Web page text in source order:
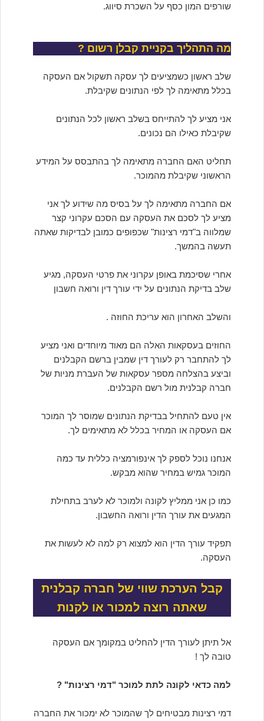
שורפים המון כסף על השכרת סיווג.
מה התהליך בקניית קבלן רשום ?
שלב ראשון כשמציעים לך עסקה תשקול אם העסקה
בכלל מתאימה לך לפי הנתונים שקיבלת.
אני מציע לך להתייחס בשלב ראשון לכל הנתונים
שקיבלת כאילו הם נכונים.
תחליט האם החברה מתאימה לך בהתבסס על המידע
הראשוני שקיבלת מהמוכר.
אם החברה מתאימה לך על בסיס מה שידוע לך אני
מציע לך לסכם את העסקה עם הסכם עקרוני קצר
שמלווה ב"דמי רצינות" שכפופים כמובן לבדיקות שאתה
תעשה בהמשך.
אחרי שסיכמת באופן עקרוני את פרטי העסקה, מגיע
שלב בדיקת הנתונים על ידי עורך דין ורואה חשבון
והשלב האחרון הוא עריכת החוזה .
החוזים בעסקאות האלה הם מאוד מיוחדים ואני מציע
לך להתחבר רק לעורך דין שמבין ברשם הקבלנים
וביצע בהצלחה מספר עסקאות של העברת מניות של
חברה קבלנית מול רשם הקבלנים.
אין טעם להתחיל בבדיקת הנתונים שמוסר לך המוכר
אם העסקה או המחיר בכלל לא מתאימים לך.
אנחנו נוכל לספק לך אינפורמציה כללית עד כמה
המוכר גמיש במחיר שהוא מבקש.
כמו כן אני ממליץ לקונה ולמוכר לא לערב בתחילת
המגעים את עורך הדין ורואה החשבון.
תפקיד עורך הדין הוא למצוא רק למה לא לעשות את
העסקה.
קבל הערכת שווי של חברה קבלנית
שאתה רוצה למכור או לקנות
אל תיתן לעורך הדין להחליט במקומך אם העסקה
טובה לך !
למה כדאי לקונה לתת למוכר "דמי רצינות" ?
דמי רצינות מבטיחים לך שהמוכר לא ימכור את החברה